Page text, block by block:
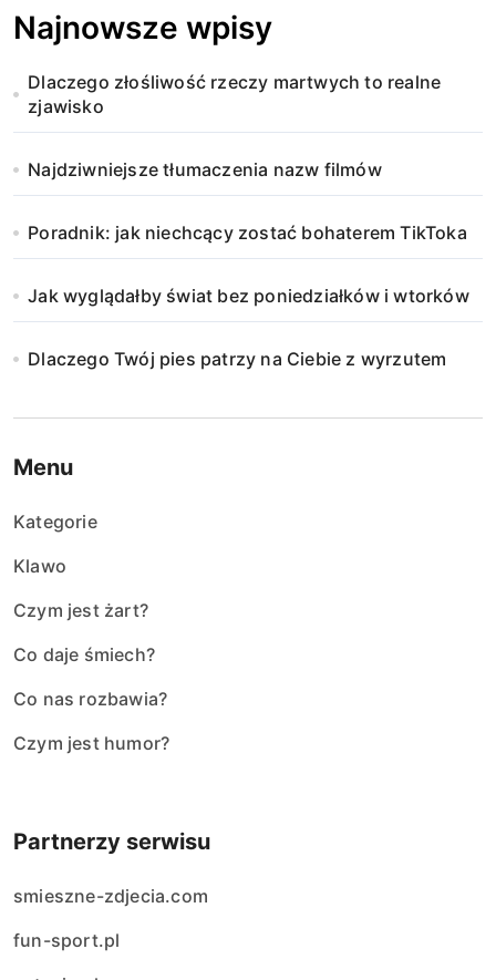
Najnowsze wpisy
Dlaczego złośliwość rzeczy martwych to realne
zjawisko
Najdziwniejsze tłumaczenia nazw filmów
Poradnik: jak niechcący zostać bohaterem TikToka
Jak wyglądałby świat bez poniedziałków i wtorków
Dlaczego Twój pies patrzy na Ciebie z wyrzutem
Menu
Kategorie
Klawo
Czym jest żart?
Co daje śmiech?
Co nas rozbawia?
Czym jest humor?
Partnerzy serwisu
smieszne-zdjecia.com
fun-sport.pl